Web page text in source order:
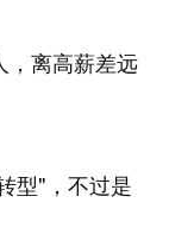
，离高薪差远
型"，不过是